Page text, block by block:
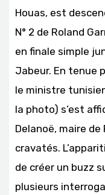
Houas, est
N° 2 de Roland
en finale simple
Jabeur. En tenue
le ministre
la photo) s’est
Delanoë, maire de
cravatés.
de créer un buzz
plusieurs